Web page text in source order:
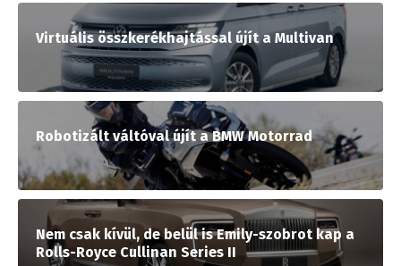
Virtuális összkerékhajtással újít a Multivan
Robotizált váltóval újít a BMW Motorrad
Nem csak kívül, de belül is Emily-szobrot kap a
Rolls-Royce Cullinan Series II